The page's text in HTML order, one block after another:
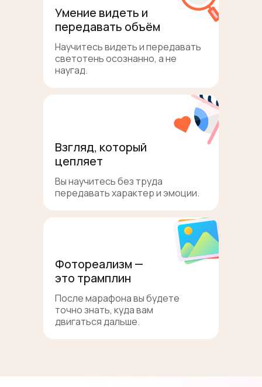
Умение видеть и
передавать объём
Научитесь видеть и передавать
светотень осознанно, а не
наугад.
Взгляд, который
цепляет
Вы научитесь без труда
передавать характер и эмоции.
Фотореализм —
это трамплин
После марафона вы будете
точно знать, куда вам
двигаться дальше.